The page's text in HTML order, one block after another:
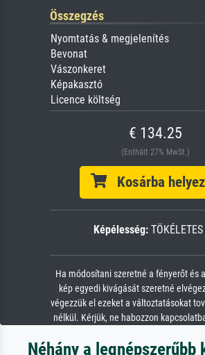
Összegzés
Nyomtatás & megjelenítés
Bevonat
Vászonkeret
Képakasztó
Licence költség
€ 134.25
(Enthält 27% MwSt.)
Kosárba
Képélesség: TÖKÉLETES
Ha módosítani szeretné a fényerőt és
kép egyedi kivágását szeretné
végezzük el ezeket a változtatásokat
nélkül. Kérjük, ne habozzon
Néhány a legnépszerűbb